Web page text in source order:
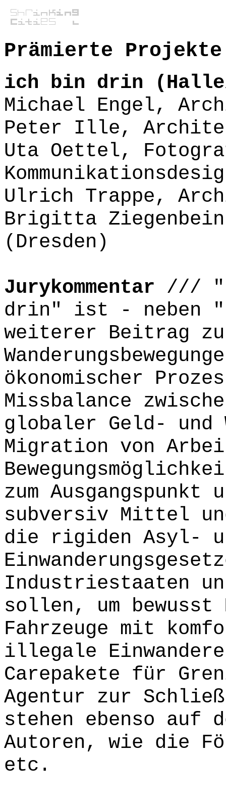
Prämierte
ich bin drin
Michael Engel,
Peter Ille,
Uta Oettel,
Ulrich Trappe,
Brigitta
(Dresden)
Jurykommentar ///
drin" ist - neben
weiterer Beitrag
ökonomischer
Missbalance
globaler Geld- und
Migration von
zum
subversiv Mittel
die rigiden Asyl-
Industriestaaten
sollen, um
Fahrzeuge mit
illegale
Carepakete für
Agentur zur
stehen ebenso
Autoren, wie die
etc.